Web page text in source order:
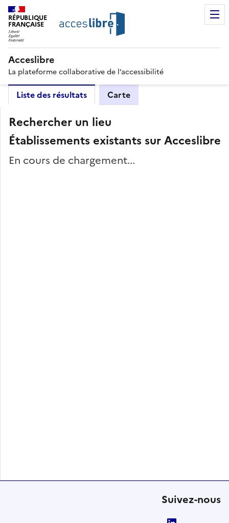
RÉPUBLIQUE
FRANÇAISE
Acceslibre
La plateforme collaborative de l’accessibilité
Liste des résultats Carte
Rechercher un lieu
Établissements existants sur Acceslibre
En cours de chargement...
Suivez-nous